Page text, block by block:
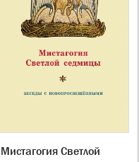
Мистагогия Светлой